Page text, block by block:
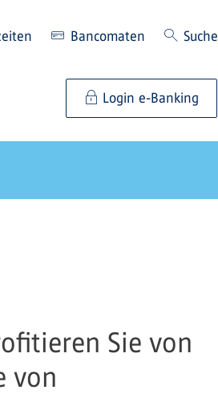
Bancomaten Suche
Login e-Banking
Sie von
von